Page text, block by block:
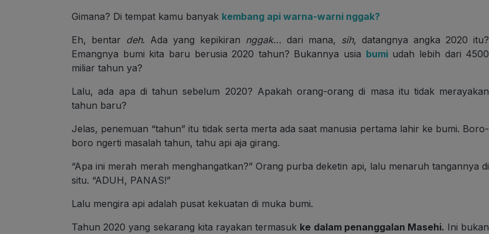
Gimana? Di tempat kamu banyak kembang api warna-warni nggak?
Eh, bentar deh. Ada yang kepikiran nggak… dari mana, sih, datangnya angka 2020 itu?
Emangnya bumi kita baru berusia 2020 tahun? Bukannya usia bumiudah lebih dari 4500
miliar tahun ya?
Lalu, ada apa di tahun sebelum 2020? Apakah orang-orang di masa itu tidak merayakan
tahun baru?
Jelas, penemuan “tahun” itu tidak serta merta ada saat manusia pertama lahir ke bumi. Boro-
boro ngerti masalah tahun, tahu api aja girang.
“Apa ini merah merah menghangatkan?” Orang purba deketin api, lalu menaruh tangannya di
situ. “ADUH, PANAS!”
Lalu mengira api adalah pusat kekuatan di muka bumi.
Tahun 2020 yang sekarang kita rayakan termasuk ke dalam penanggalan Masehi. Ini bukan